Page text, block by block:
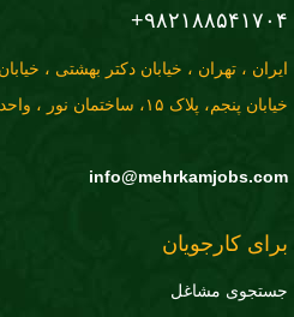
۹۸۲۱۸۸۵۴۱۷۰۴+
ایران ، تهران ، خیابان دکتر بهشتی ،
خیابان پنجم، پلاک ۱۵، ساختمان نور ، واحد ۳
info@mehrkamjobs.com
برای کارجویان
جستجوی مشاغل